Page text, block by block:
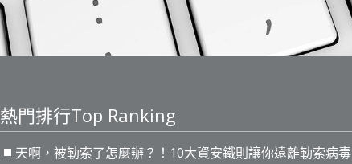
熱門排行Top Ranking
天啊，被勒索了怎麼辦？！10大資安鐵則讓你遠離勒索病毒